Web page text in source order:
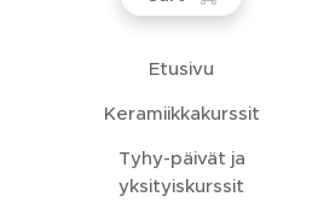
Etusivu
Keramiikkakurssit
Tyhy-päivät ja
yksityiskurssit